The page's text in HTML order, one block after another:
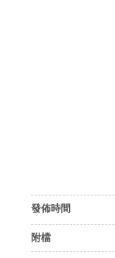
發佈時間
附檔